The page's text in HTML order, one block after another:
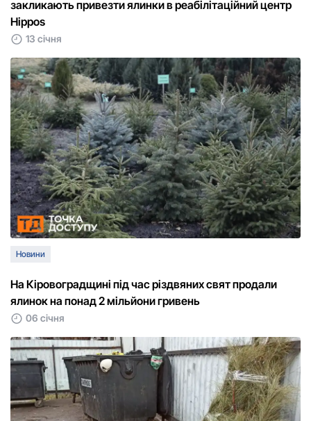
закликають привезти ялинки в реабілітаційний центр
Hippos
13 січня
Новини
На Кіровоградщині під час різдвяних свят продали
ялинок на понад 2 мільйони гривень
06 січня